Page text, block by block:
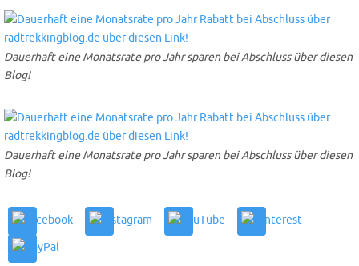
Dauerhaft eine Monatsrate pro Jahr sparen bei Abschluss über diesen
Blog!
Dauerhaft eine Monatsrate pro Jahr sparen bei Abschluss über diesen
Blog!